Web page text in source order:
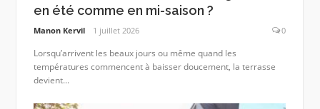
en été comme en mi-saison ?
Manon Kervil 1 juillet 2026 0
Lorsqu’arrivent les beaux jours ou même quand les
températures commencent à baisser doucement, la terrasse
devient...